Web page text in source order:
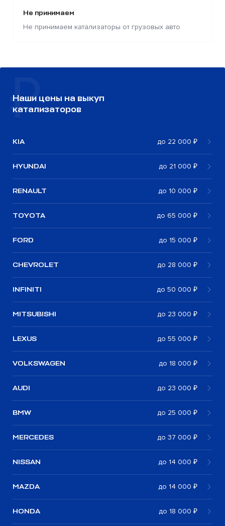
Не принимаем
Не принимаем катализаторы от грузовых авто
Наши цены на выкуп
катализаторов
KIA до 22 000 ₽
HYUNDAI до 21 000 ₽
RENAULT до 10 000 ₽
TOYOTA до 65 000 ₽
FORD до 15 000 ₽
CHEVROLET до 28 000 ₽
INFINITI до 50 000 ₽
MITSUBISHI до 23 000 ₽
LEXUS до 55 000 ₽
VOLKSWAGEN до 18 000 ₽
AUDI до 23 000 ₽
BMW до 25 000 ₽
MERCEDES до 37 000 ₽
NISSAN до 14 000 ₽
MAZDA до 14 000 ₽
HONDA до 18 000 ₽